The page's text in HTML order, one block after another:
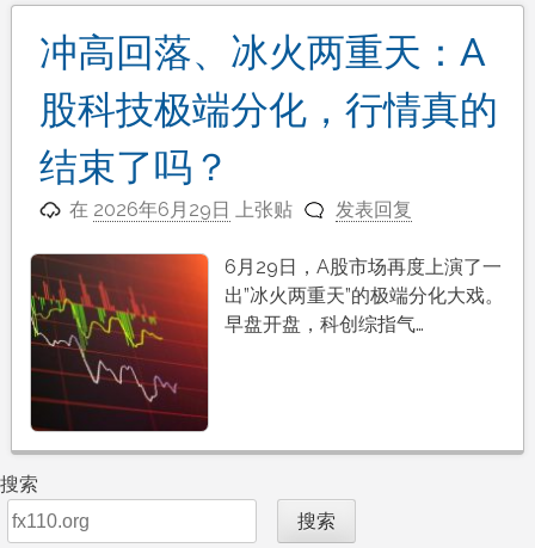
冲高回落、冰火两重天：A
股科技极端分化，行情真的
结束了吗？
在 2026年6月29日 上张贴 发表回复
6月29日，A股市场再度上演了一
出”冰火两重天”的极端分化大戏。
早盘开盘，科创综指气…
搜索
搜索